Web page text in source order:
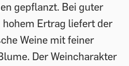
gepflanzt. Bei guter
hohem Ertrag liefert der
Weine mit feiner
Der Weincharakter